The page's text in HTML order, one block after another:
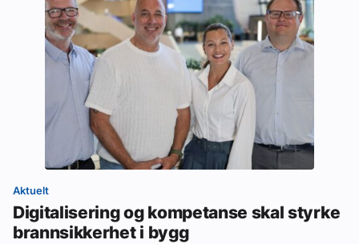
Aktuelt
Digitalisering og kompetanse skal styrke
brannsikkerhet i bygg